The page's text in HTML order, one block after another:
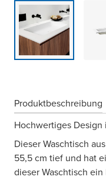
Produktbeschreibung
Hochwertiges
Dieser Waschtisch
55,5 cm tief und hat
dieser Waschtisch